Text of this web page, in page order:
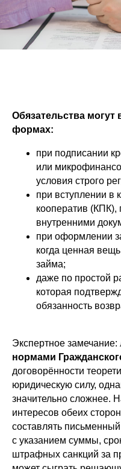
Обязательства
формах:
при подписании
или
условия строго
при вступлении в
кооператив (КПК),
внутренними
при оформлении
когда ценная
займа;
даже по простой
которая
обязанность
Экспертное
нормами
договорённости
юридическую силу,
значительно сложнее.
интересов обеих
составлять
с указанием суммы,
штрафных санкций за